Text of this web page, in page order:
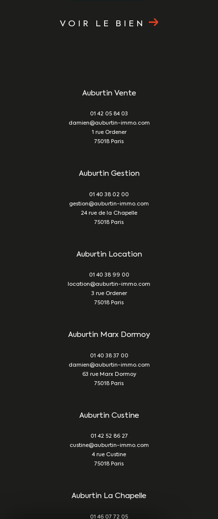
VOIR LE BIEN
Auburtin Vente
01 42 05 84 03
damien@auburtin-immo.com
1 rue Ordener
75018
Paris
Auburtin Gestion
01 40 38 02 00
gestion@auburtin-immo.com
24 rue de la Chapelle
75018
Paris
Auburtin Location
01 40 38 99 00
location@auburtin-immo.com
3 rue Ordener
75018
Paris
Auburtin Marx Dormoy
01 40 38 37 00
damien@auburtin-immo.com
63 rue Marx Dormoy
75018
Paris
Auburtin Custine
01 42 52 86 27
custine@auburtin-immo.com
4 rue Custine
75018
Paris
Auburtin La Chapelle
01 46 07 72 05